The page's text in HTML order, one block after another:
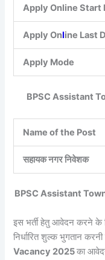
Apply Online Start
Apply Online Last
Apply Mode
BPSC Assistant
Name of the Post
सहायक नगर निवेशक
BPSC Assistant
इस भर्ती हेतु आवेदन करने के
निर्धारित शुल्क भुगतान करनी
Vacancy 2025का